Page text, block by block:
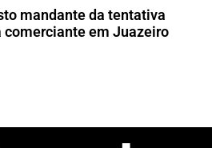
mandante da tentativa
comerciante em Juazeiro